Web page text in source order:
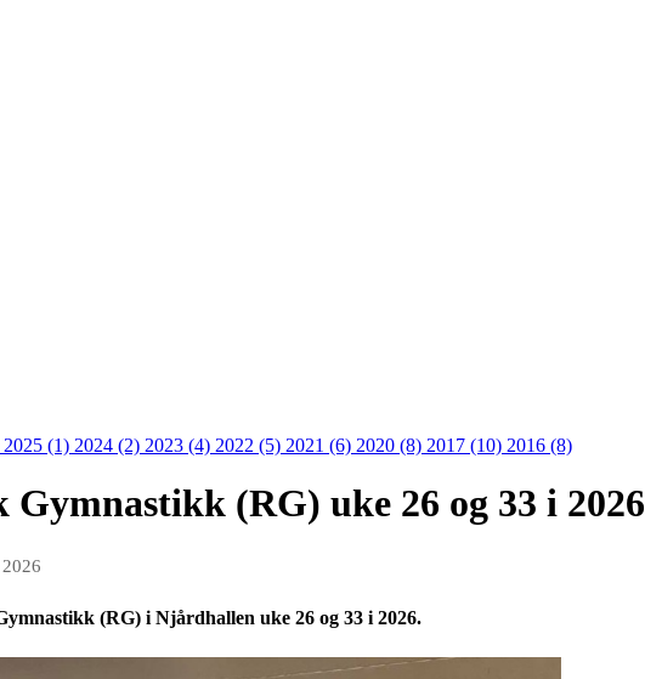
2025 (1) 2024 (2) 2023 (4) 2022 (5) 2021 (6) 2020 (8) 2017 (10) 2016 (8)
(RG) uke 26 og 33 i 2026
(RG) i Njårdhallen uke 26 og 33 i 2026.